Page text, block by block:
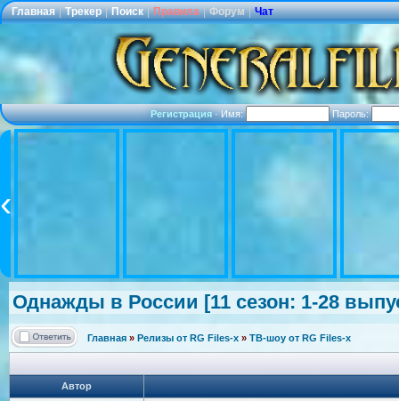
Главная | Трекер | Поиск | Правила | Форум | Чат
Регистрация·Имя: Пароль:
Однажды в России [11 сезон: 1-28
Главная » Релизы от RG Files-x » ТВ-шоу от RG Files-x
Автор